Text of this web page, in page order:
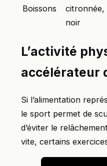
Boissons
citronnée,
noir
L’activité
accélérateur
Si l’alimentation
le sport permet de
d’éviter le
vite, certains